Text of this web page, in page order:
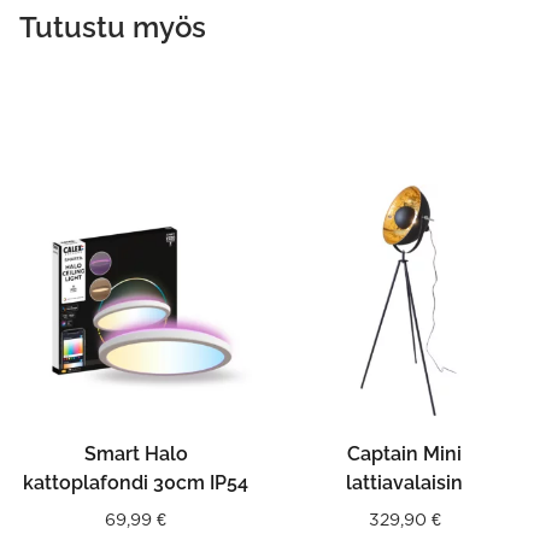
Tutustu myös
Smart Halo
kattoplafondi 30cm IP54
69,99 €
Captain Mini
lattiavalaisin
329,90 €